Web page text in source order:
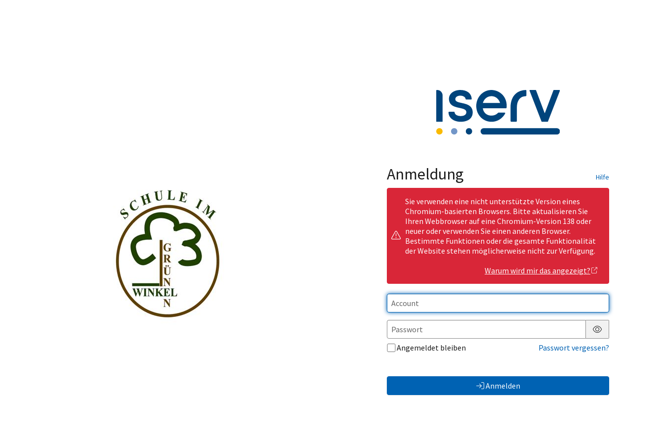
Anmeldung Hilfe
Sie verwenden eine nicht unterstützte Version eines
Chromium-basierten Browsers. Bitte aktualisieren Sie
Ihren Webbrowser auf eine Chromium-Version 138 oder
neuer oder verwenden Sie einen anderen Browser.
Bestimmte Funktionen oder die gesamte Funktionalität
der Website stehen möglicherweise nicht zur Verfügung.
Warum wird mir das angezeigt?
Passwort anzeigen
Angemeldet bleiben
Passwort vergessen?
Anmelden